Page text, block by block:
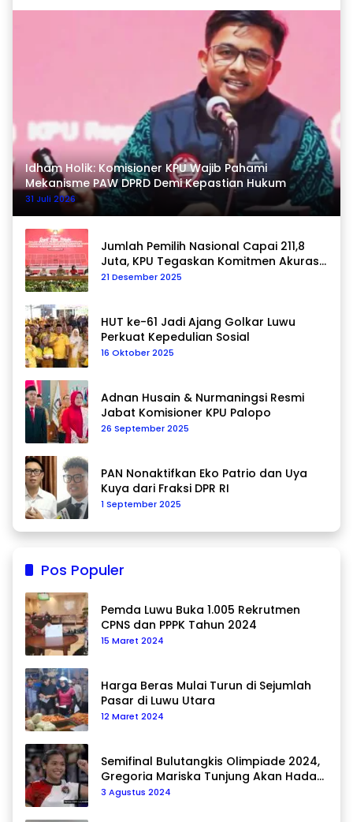
Idham Holik: Komisioner KPU Wajib Pahami
Mekanisme PAW DPRD Demi Kepastian Hukum
31 Juli 2026
Jumlah Pemilih Nasional Capai 211,8
Juta, KPU Tegaskan Komitmen Akurasi
Data Berkelanjutan
21 Desember 2025
HUT ke-61 Jadi Ajang Golkar Luwu
Perkuat Kepedulian Sosial
16 Oktober 2025
Adnan Husain & Nurmaningsi Resmi
Jabat Komisioner KPU Palopo
26 September 2025
PAN Nonaktifkan Eko Patrio dan Uya
Kuya dari Fraksi DPR RI
1 September 2025
Pos Populer
Pemda Luwu Buka 1.005 Rekrutmen
CPNS dan PPPK Tahun 2024
15 Maret 2024
Harga Beras Mulai Turun di Sejumlah
Pasar di Luwu Utara
12 Maret 2024
Semifinal Bulutangkis Olimpiade 2024,
Gregoria Mariska Tunjung Akan Hadapi
Pemain Asal Korea Selatan
3 Agustus 2024